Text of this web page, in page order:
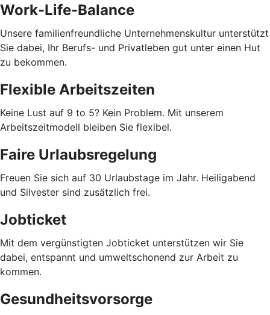
Work-Life-Balance
Unsere familienfreundliche Unternehmenskultur unterstützt
Sie dabei, Ihr Berufs- und Privatleben gut unter einen Hut
zu bekommen.
Flexible Arbeitszeiten
Keine Lust auf 9 to 5? Kein Problem. Mit unserem
Arbeitszeitmodell bleiben Sie flexibel.
Faire Urlaubsregelung
Freuen Sie sich auf 30 Urlaubstage im Jahr. Heiligabend
und Silvester sind zusätzlich frei.
Jobticket
Mit dem vergünstigten Jobticket unterstützen wir Sie
dabei, entspannt und umweltschonend zur Arbeit zu
kommen.
Gesundheitsvorsorge